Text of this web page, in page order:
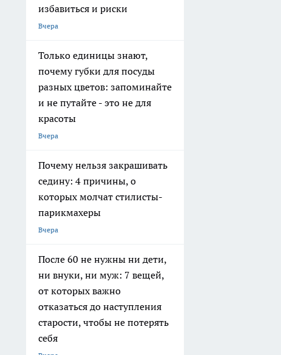
избавиться и риски
Вчера
Только единицы знают,
почему губки для посуды
разных цветов: запоминайте
и не путайте - это не для
красоты
Вчера
Почему нельзя закрашивать
седину: 4 причины, о
которых молчат стилисты-
парикмахеры
Вчера
После 60 не нужны ни дети,
ни внуки, ни муж: 7 вещей,
от которых важно
отказаться до наступления
старости, чтобы не потерять
себя